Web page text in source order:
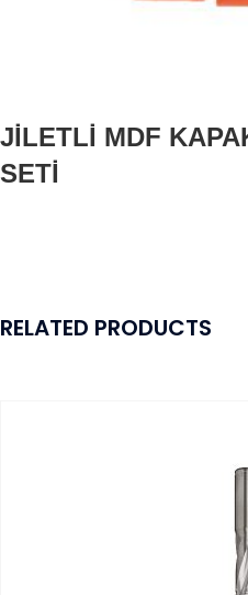
JİLETLİ MDF
SETİ
RELATED PRODUCTS